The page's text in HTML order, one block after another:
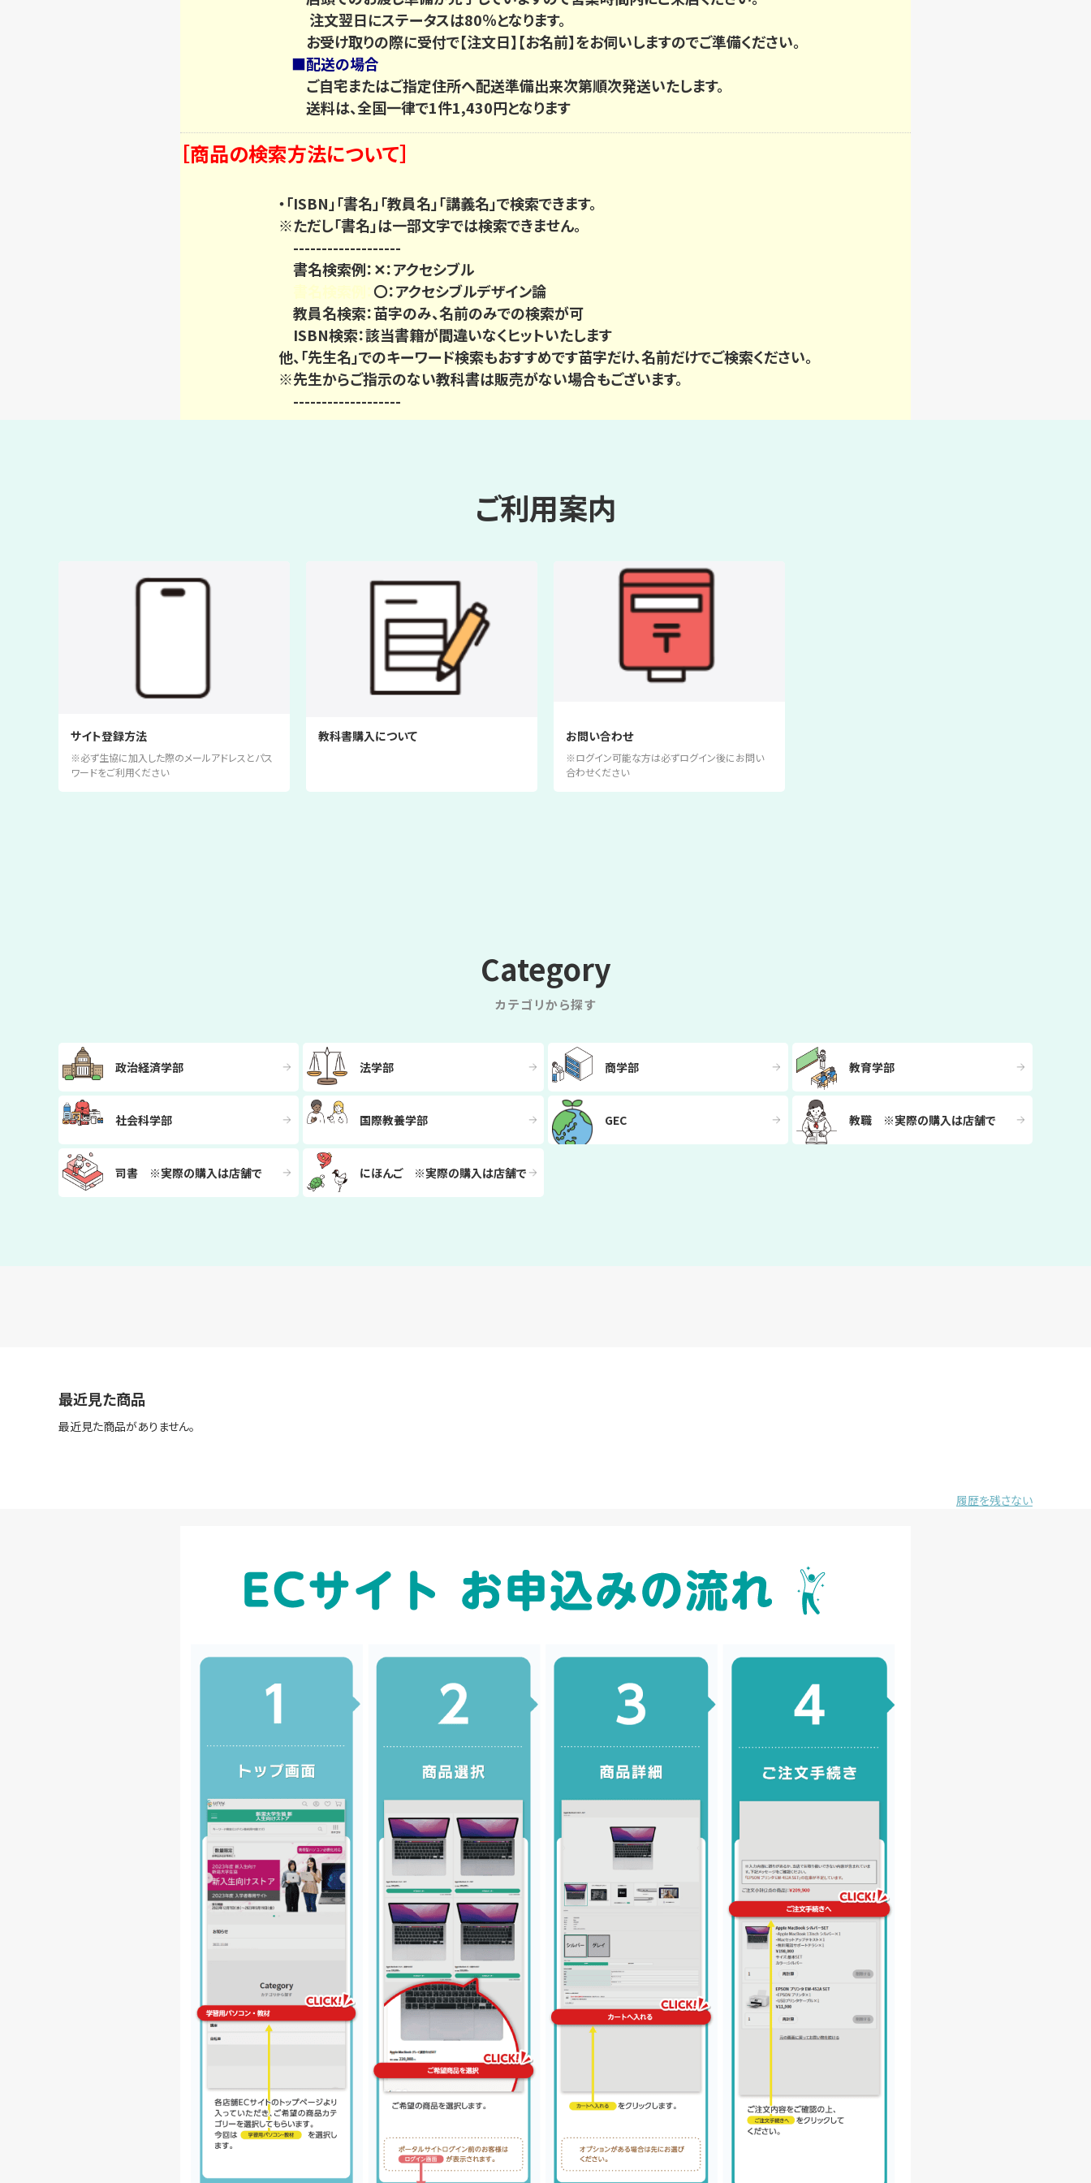
注文翌日にステータスは80％となります。
お受け取りの際に受付で【注文日】【お名前】をお伺いしますのでご準備ください。
■配送の場合
ご自宅またはご指定住所へ配送準備出来次第順次発送いたします。
送料は、全国一律で1件1,430円となります
［商品の検索方法について］
・「ISBN」「書名」「教員名」「講義名」で検索できます。
※ただし「書名」は一部文字では検索できません。
-------------------
書名検索例：✕：アクセシブル
〇：アクセシブルデザイン論
教員名検索：苗字のみ、名前のみでの検索が可
ISBN検索：該当書籍が間違いなくヒットいたします
他、「先生名」でのキーワード検索もおすすめです苗字だけ、名前だけでご検索ください。
※先生からご指示のない教科書は販売がない場合もございます。
​ -------------------
ご利用案内
サイト登録方法
※必ず生協に加入した際のメールアドレスとパス
ワードをご利用ください
教科書購入について お問い合わせ
※ログイン可能な方は必ずログイン後にお問い
合わせください
Category
カテゴリから探す
政治経済学部 法学部 商学部 教育学部
社会科学部 国際教養学部 GEC 教職 ※実際の購入は店舗で
司書 ※実際の購入は店舗で にほんご ※実際の購入は店舗で
最近見た商品
最近見た商品がありません。
履歴を残さない